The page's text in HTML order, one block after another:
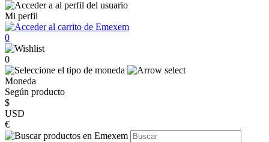
Mi perfil
0
0
Moneda
Según producto
$
USD
€